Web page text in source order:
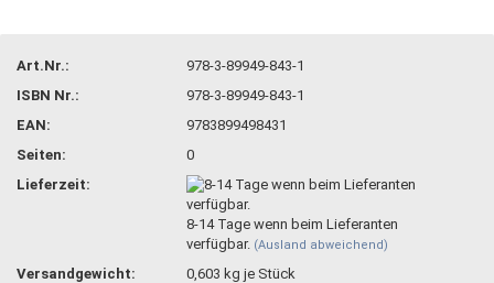
Art.Nr.:
978-3-89949-843-1
ISBN Nr.:
978-3-89949-843-1
EAN:
9783899498431
Seiten:
0
Lieferzeit:
8-14 Tage wenn beim Lieferanten
verfügbar. (Ausland abweichend)
Versandgewicht: 0,603 kg je Stück